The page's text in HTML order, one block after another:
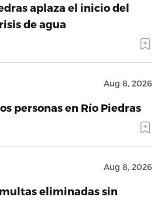
aplaza el inicio del
de agua
Aug 8, 2026
personas en Río Piedras
Aug 8, 2026
eliminadas sin